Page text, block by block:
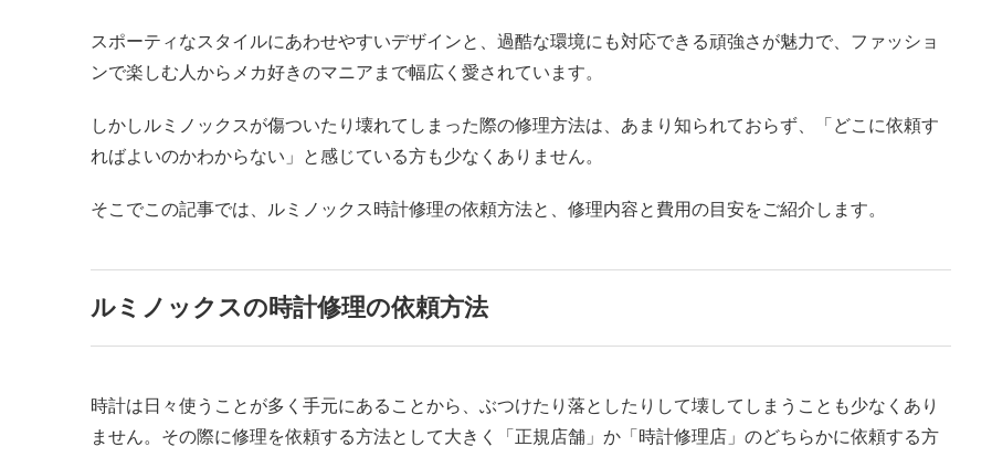
スポーティなスタイルにあわせやすいデザインと、過酷な環境にも対応できる頑強さが魅力で、ファッショ
ンで楽しむ人からメカ好きのマニアまで幅広く愛されています。
しかしルミノックスが傷ついたり壊れてしまった際の修理方法は、あまり知られておらず、「どこに依頼す
ればよいのかわからない」と感じている方も少なくありません。
そこでこの記事では、ルミノックス時計修理の依頼方法と、修理内容と費用の目安をご紹介します。
ルミノックスの時計修理の依頼方法
時計は日々使うことが多く手元にあることから、ぶつけたり落としたりして壊してしまうことも少なくあり
ません。その際に修理を依頼する方法として大きく「正規店舗」か「時計修理店」のどちらかに依頼する方